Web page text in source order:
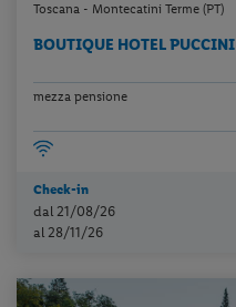
Toscana - Montecatini Terme (PT)
BOUTIQUE HOTEL PUCCINI
mezza pensione
Check-in
dal 21/08/26
al 28/11/26